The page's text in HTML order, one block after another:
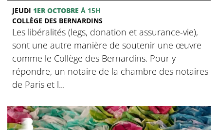
JEUDI 1ER OCTOBRE À 15H
COLLÈGE DES BERNARDINS
Les libéralités (legs, donation et assurance-vie),
sont une autre manière de soutenir une œuvre
comme le Collège des Bernardins. Pour y
répondre, un notaire de la chambre des notaires
de Paris et l...